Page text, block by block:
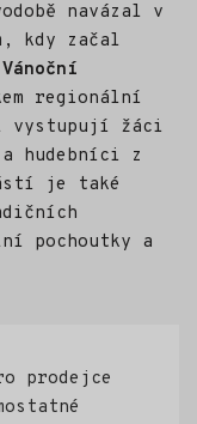
navázal v
kdy začal
regionální
vystupují žáci
hudebníci z
je také
pochoutky a
prodejce